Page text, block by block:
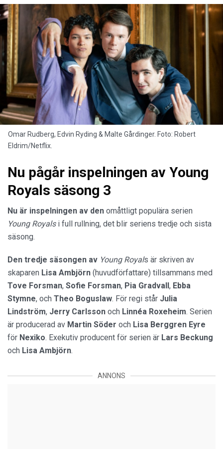
Omar Rudberg, Edvin Ryding & Malte Gårdinger. Foto: Robert
Eldrim/Netflix.
Nu pågår inspelningen av Young
Royals säsong 3
Nu är inspelningen av den omåttligt populära serien
Young Royalsi full rullning, det blir seriens tredje och sista
säsong.
Den tredje säsongen av Young Royals är skriven av
skaparen Lisa Ambjörn (huvudförfattare) tillsammans med
Tove Forsman, Sofie Forsman, Pia Gradvall , Ebba
Stymne, och Theo Boguslaw. För regi står Julia
Lindström, Jerry Carlsson och Linnéa Roxeheim. Serien
är producerad av Martin Söder och Lisa Berggren Eyre
för Nexiko. Exekutiv producent för serien är Lars Beckung
och Lisa Ambjörn.
ANNONS